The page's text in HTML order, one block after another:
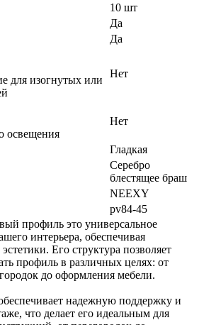
10 шт
Да
Да
для изогнутых или
Нет
освещения
Нет
Гладкая
Серебро
блестящее браш
NEEXY
pv84-45
профиль это универсальное
интерьера, обеспечивая
Его структура позволяет
профиль в различных целях: от
до оформления мебели.
надежную поддержку и
что делает его идеальным для